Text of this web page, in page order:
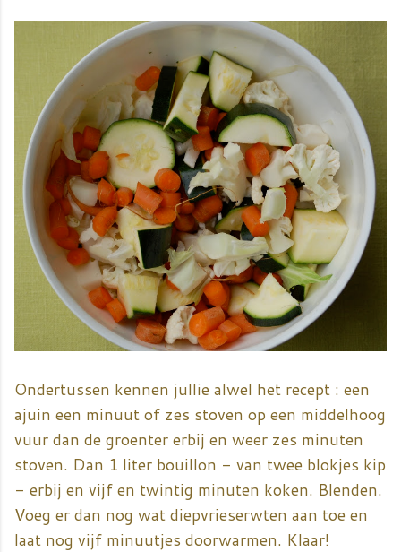
Ondertussen kennen jullie alwel het recept : een
ajuin een minuut of zes stoven op een middelhoog
vuur dan de groenter erbij en weer zes minuten
stoven. Dan 1 liter bouillon - van twee blokjes kip
- erbij en vijf en twintig minuten koken. Blenden.
Voeg er dan nog wat diepvrieserwten aan toe en
laat nog vijf minuutjes doorwarmen. Klaar!